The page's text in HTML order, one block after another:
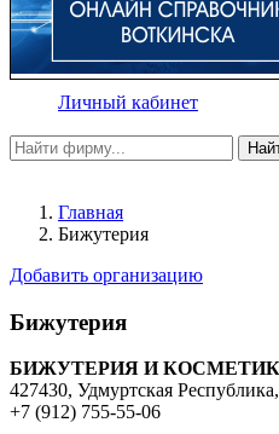
Личный кабинет
Главная
Бижутерия
Добавить организацию
Бижутерия
БИЖУТЕРИЯ И
427430, Удмуртская
+7 (912) 755-55-06